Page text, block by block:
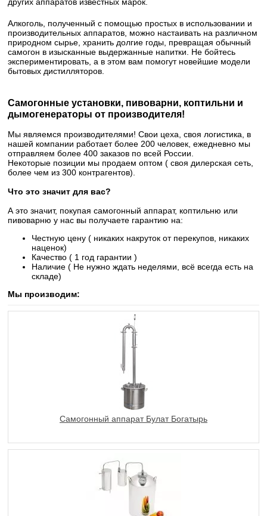
Алкоголь, полученный с помощью простых в использовании и
производительных аппаратов, можно настаивать на различном
природном сырье, хранить долгие годы, превращая обычный
самогон в изысканные выдержанные напитки. Не бойтесь
экспериментировать, а в этом вам помогут новейшие модели
бытовых дистилляторов.
Самогонные установки, пивоварни, коптильни и
дымогенераторы от производителя!
Мы являемся производителями! Свои цеха, своя логистика, в
нашей компании работает более 200 человек, ежедневно мы
отправляем более 400 заказов по всей России.
Некоторые позиции мы продаем оптом ( своя дилерская сеть,
более чем из 300 контрагентов).
Что это значит для вас?
А это значит, покупая самогонный аппарат, коптильню или
пивоварню у нас вы получаете гарантию на:
Честную цену ( никаких накруток от перекупов, никаких
наценок)
Качество ( 1 год гарантии )
Наличие ( Не нужно ждать неделями, всё всегда есть на
складе)
Мы производим:
Самогонный аппарат Булат Богатырь